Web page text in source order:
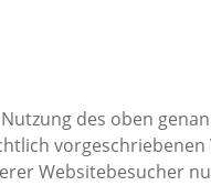
des oben
Websitebesucher